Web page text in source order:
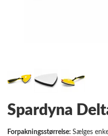
Spardyna
Forpakningsstørrelse: Sælges